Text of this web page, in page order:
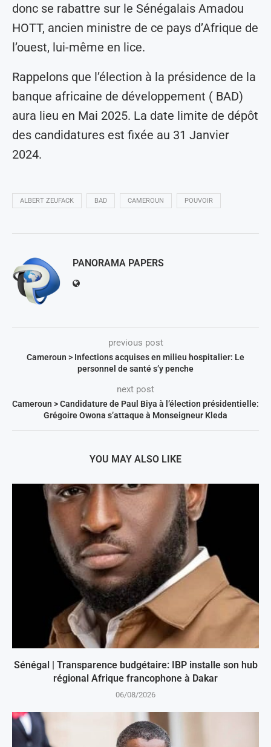
donc se rabattre sur le Sénégalais Amadou
HOTT, ancien ministre de ce pays d’Afrique de
l’ouest, lui-même en lice.
Rappelons que l’élection à la présidence de la
banque africaine de développement ( BAD)
aura lieu en Mai 2025. La date limite de dépôt
des candidatures est fixée au 31 Janvier
2024.
ALBERT ZEUFACK BAD CAMEROUN POUVOIR
PANORAMA PAPERS
previous post
Cameroun > Infections acquises en milieu hospitalier: Le
personnel de santé s’y penche
next post
Cameroun > Candidature de Paul Biya à l’élection présidentielle:
Grégoire Owona s’attaque à Monseigneur Kleda
YOU MAY ALSO LIKE
Sénégal | Transparence budgétaire: IBP installe son hub
régional Afrique francophone à Dakar
06/08/2026